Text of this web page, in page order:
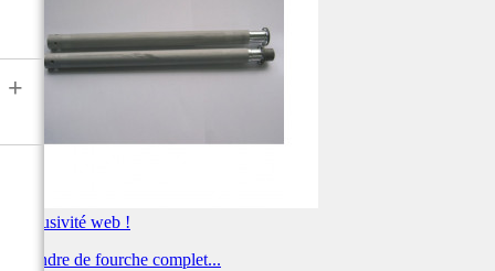
+
Exclusivité web !
Cylindre de fourche complet...